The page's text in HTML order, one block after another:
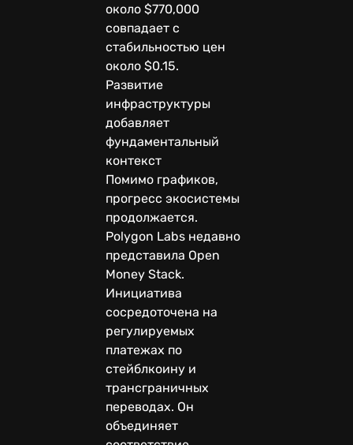
около $770,000
совпадает с
стабильностью цен
около $0.15.
Развитие
инфраструктуры
добавляет
фундаментальный
контекст
Помимо графиков,
прогресс экосистемы
продолжается.
Polygon Labs недавно
представила Open
Money Stack.
Инициатива
сосредоточена на
регулируемых
платежах по
стейблкоину и
трансграничных
переводах. Он
объединяет